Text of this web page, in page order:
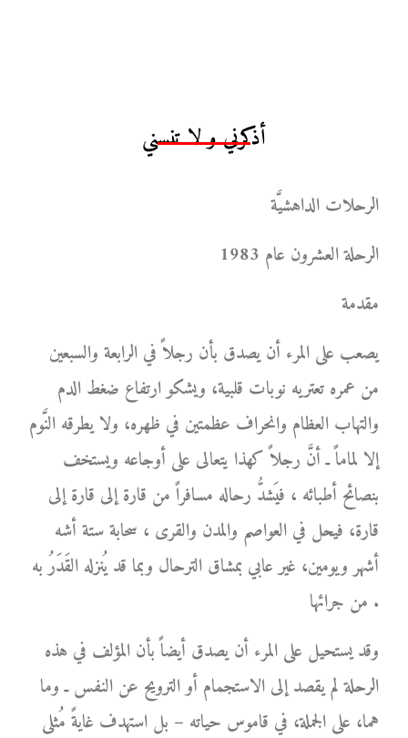
أذكرني و لا تنسني
الرحلات الداهشيَّة
الرحلة العشرون عام 1983
مقدمة
يصعب على المرء أن يصدق بأن رجلاً في الرابعة والسبعين
من عمره تعتريه نوبات قلبية، ويشكو ارتفاع ضغط الدم
والتهاب العظام وانحراف عظمتين في ظهره، ولا يطرقه النَّوم
إلا لماماً ـ أنَّ رجلاً كهذا يتعالى على أوجاعه ويستخف
بنصائح أطبائه ، فيَشدُّ رحاله مسافراً من قارة إلى قارة إلى
قارة، فيحل في العواصم والمدن والقرى ، سحابة ستة أشه
أشهر ويومين، غير عابي بمشاق الترحال وبما قد يُنزله القَدَرُ به
من جرائها .
وقد يستحيل على المرء أن يصدق أيضاً بأن المؤلف في هذه
الرحلة لم يقصد إلى الاستجمام أو الترويح عن النفس ـ وما
هما، على الجملة، في قاموس حياته – بل استهدف غايةً مُثلى